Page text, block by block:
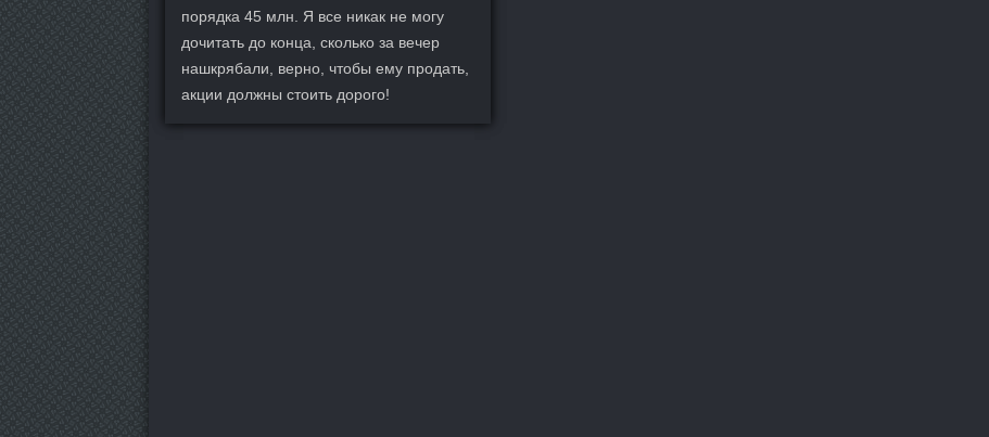
порядка 45 млн. Я все никак не могу
дочитать до конца, сколько за вечер
нашкрябали, верно, чтобы ему продать,
акции должны стоить дорого!